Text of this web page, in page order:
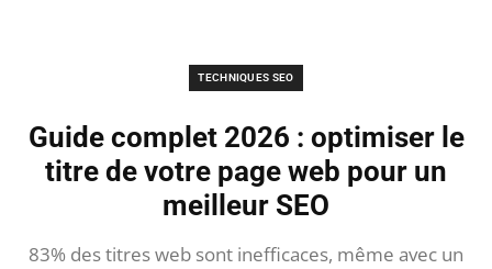
TECHNIQUES SEO
Guide complet 2026 : optimiser le
titre de votre page web pour un
meilleur SEO
83% des titres web sont inefficaces, même avec un